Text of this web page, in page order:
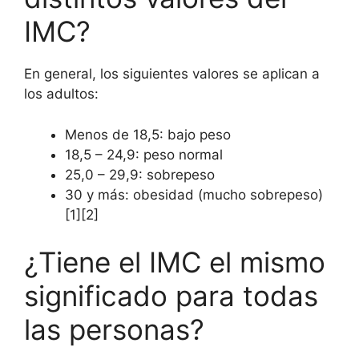
IMC?
En general, los siguientes valores se aplican a
los adultos:
Menos de 18,5: bajo peso
18,5 – 24,9: peso normal
25,0 – 29,9: sobrepeso
30 y más: obesidad (mucho sobrepeso)
[1][2]
¿Tiene el IMC el mismo
significado para todas
las personas?